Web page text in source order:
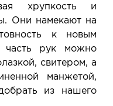
хрупкость и
Они намекают на
к новым
часть рук можно
свитером, а
манжетой,
из нашего